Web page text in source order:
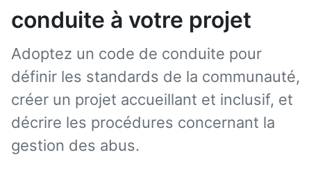
conduite à votre projet
Adoptez un code de conduite pour
définir les standards de la communauté,
créer un projet accueillant et inclusif, et
décrire les procédures concernant la
gestion des abus.